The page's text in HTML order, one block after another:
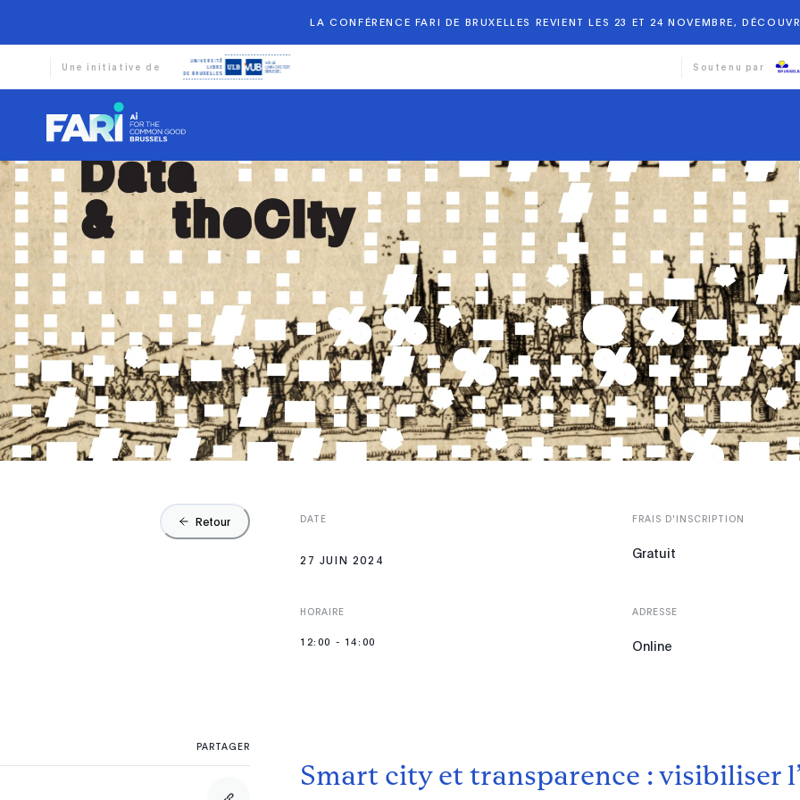
LA CONFÉRENCE FARI DE BRUXELLES REVIENT LES 23 ET 24 NOVEMBRE,
Une initiative de Soutenu par
Retour DATE
27 JUIN 2024
FRAIS D'INSCRIPTION
Gratuit
HORAIRE
12:00 - 14:00
ADRESSE
Online
Smart city et transparence : visibiliser
PARTAGER